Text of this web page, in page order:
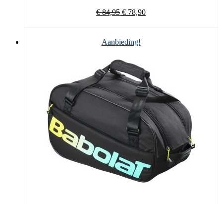
€84,95 Oorspronkelijke
€ 84,95.
€ 78,90Huidige
Aanbieding!